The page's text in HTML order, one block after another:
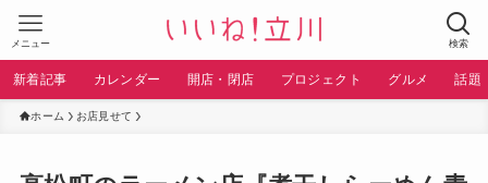
検索
メニュー
新着記事 カレンダー 開店・閉店 プロジェクト グルメ 話題
ホーム お店見せて